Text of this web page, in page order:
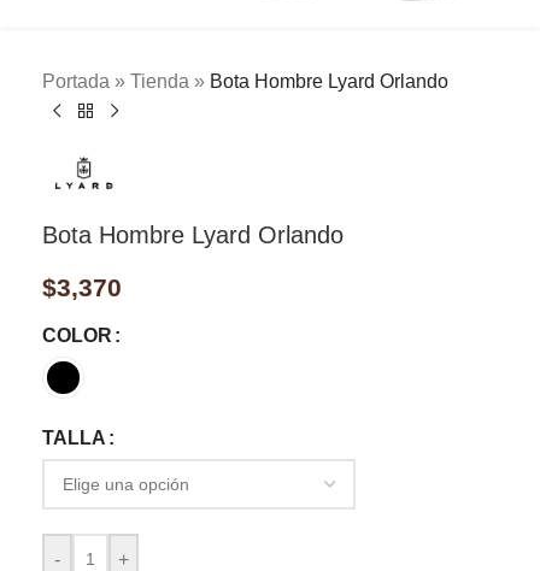
Portada » Tienda » Bota Hombre Lyard Orlando
Bota Hombre Lyard Orlando
$3,370
COLOR
TALLA
- +